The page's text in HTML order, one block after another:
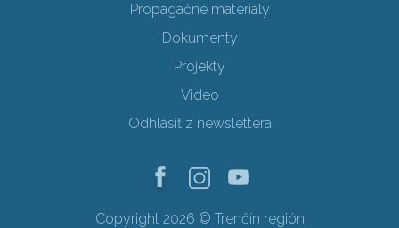
Propagačné materiály
Dokumenty
Projekty
Video
Odhlásiť z newslettera
Copyright 2026 © Trenčín región